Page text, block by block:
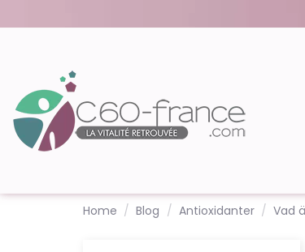
Home Blog Antioxidanter Vad